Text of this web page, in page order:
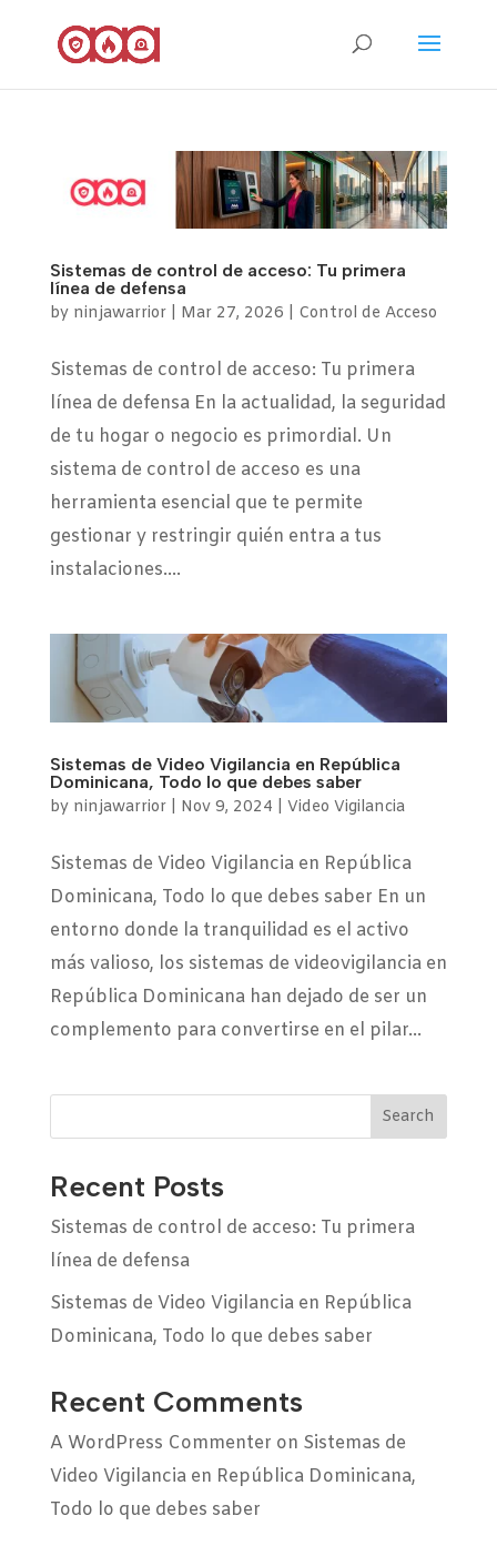
Sistemas de control de acceso: Tu primera
línea de defensa
by ninjawarrior| Mar 27, 2026 Control de Acceso
Sistemas de control de acceso: Tu primera
línea de defensa En la actualidad, la seguridad
de tu hogar o negocio es primordial. Un
sistema de control de acceso es una
herramienta esencial que te permite
gestionar y restringir quién entra a tus
instalaciones....
Sistemas de Video Vigilancia en República
Dominicana, Todo lo que debes saber
by ninjawarrior| Nov 9, 2024 Video Vigilancia
Sistemas de Video Vigilancia en República
Dominicana, Todo lo que debes saber En un
entorno donde la tranquilidad es el activo
más valioso, los sistemas de videovigilancia en
República Dominicana han dejado de ser un
complemento para convertirse en el pilar...
Search
Recent Posts
Sistemas de control de acceso: Tu primera
línea de defensa
Sistemas de Video Vigilancia en República
Dominicana, Todo lo que debes saber
Recent Comments
A WordPress Commenter on Sistemas de
Video Vigilancia en República Dominicana,
Todo lo que debes saber